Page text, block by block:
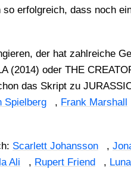
erfolg­reich, dass noch
der hat zahl­rei­che
(2014) oder THE
das Skript zu
Spiel­berg , Frank Mar­shall
Scar­lett Johans­son ,
Ali , Rupert Fri­end ,